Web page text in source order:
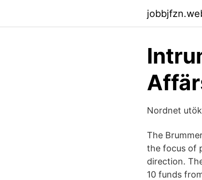
Nordnet
The
the focus of
direction.
10 funds